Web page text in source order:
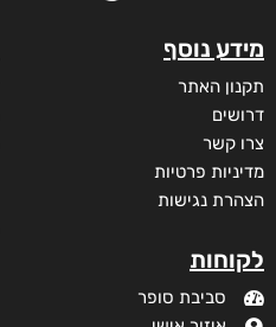
מידע נוסף
תקנון האתר
דרושים
צרו קשר
מדיניות פרטיות
הצהרת נגישות
לקוחות
סביבת סופר